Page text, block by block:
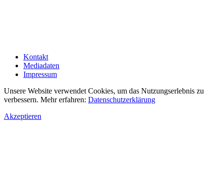
Kontakt
Mediadaten
Impressum
Unsere Website verwendet Cookies, um das Nutzungserlebnis zu
verbessern. Mehr erfahren: Datenschutzerklärung
Akzeptieren